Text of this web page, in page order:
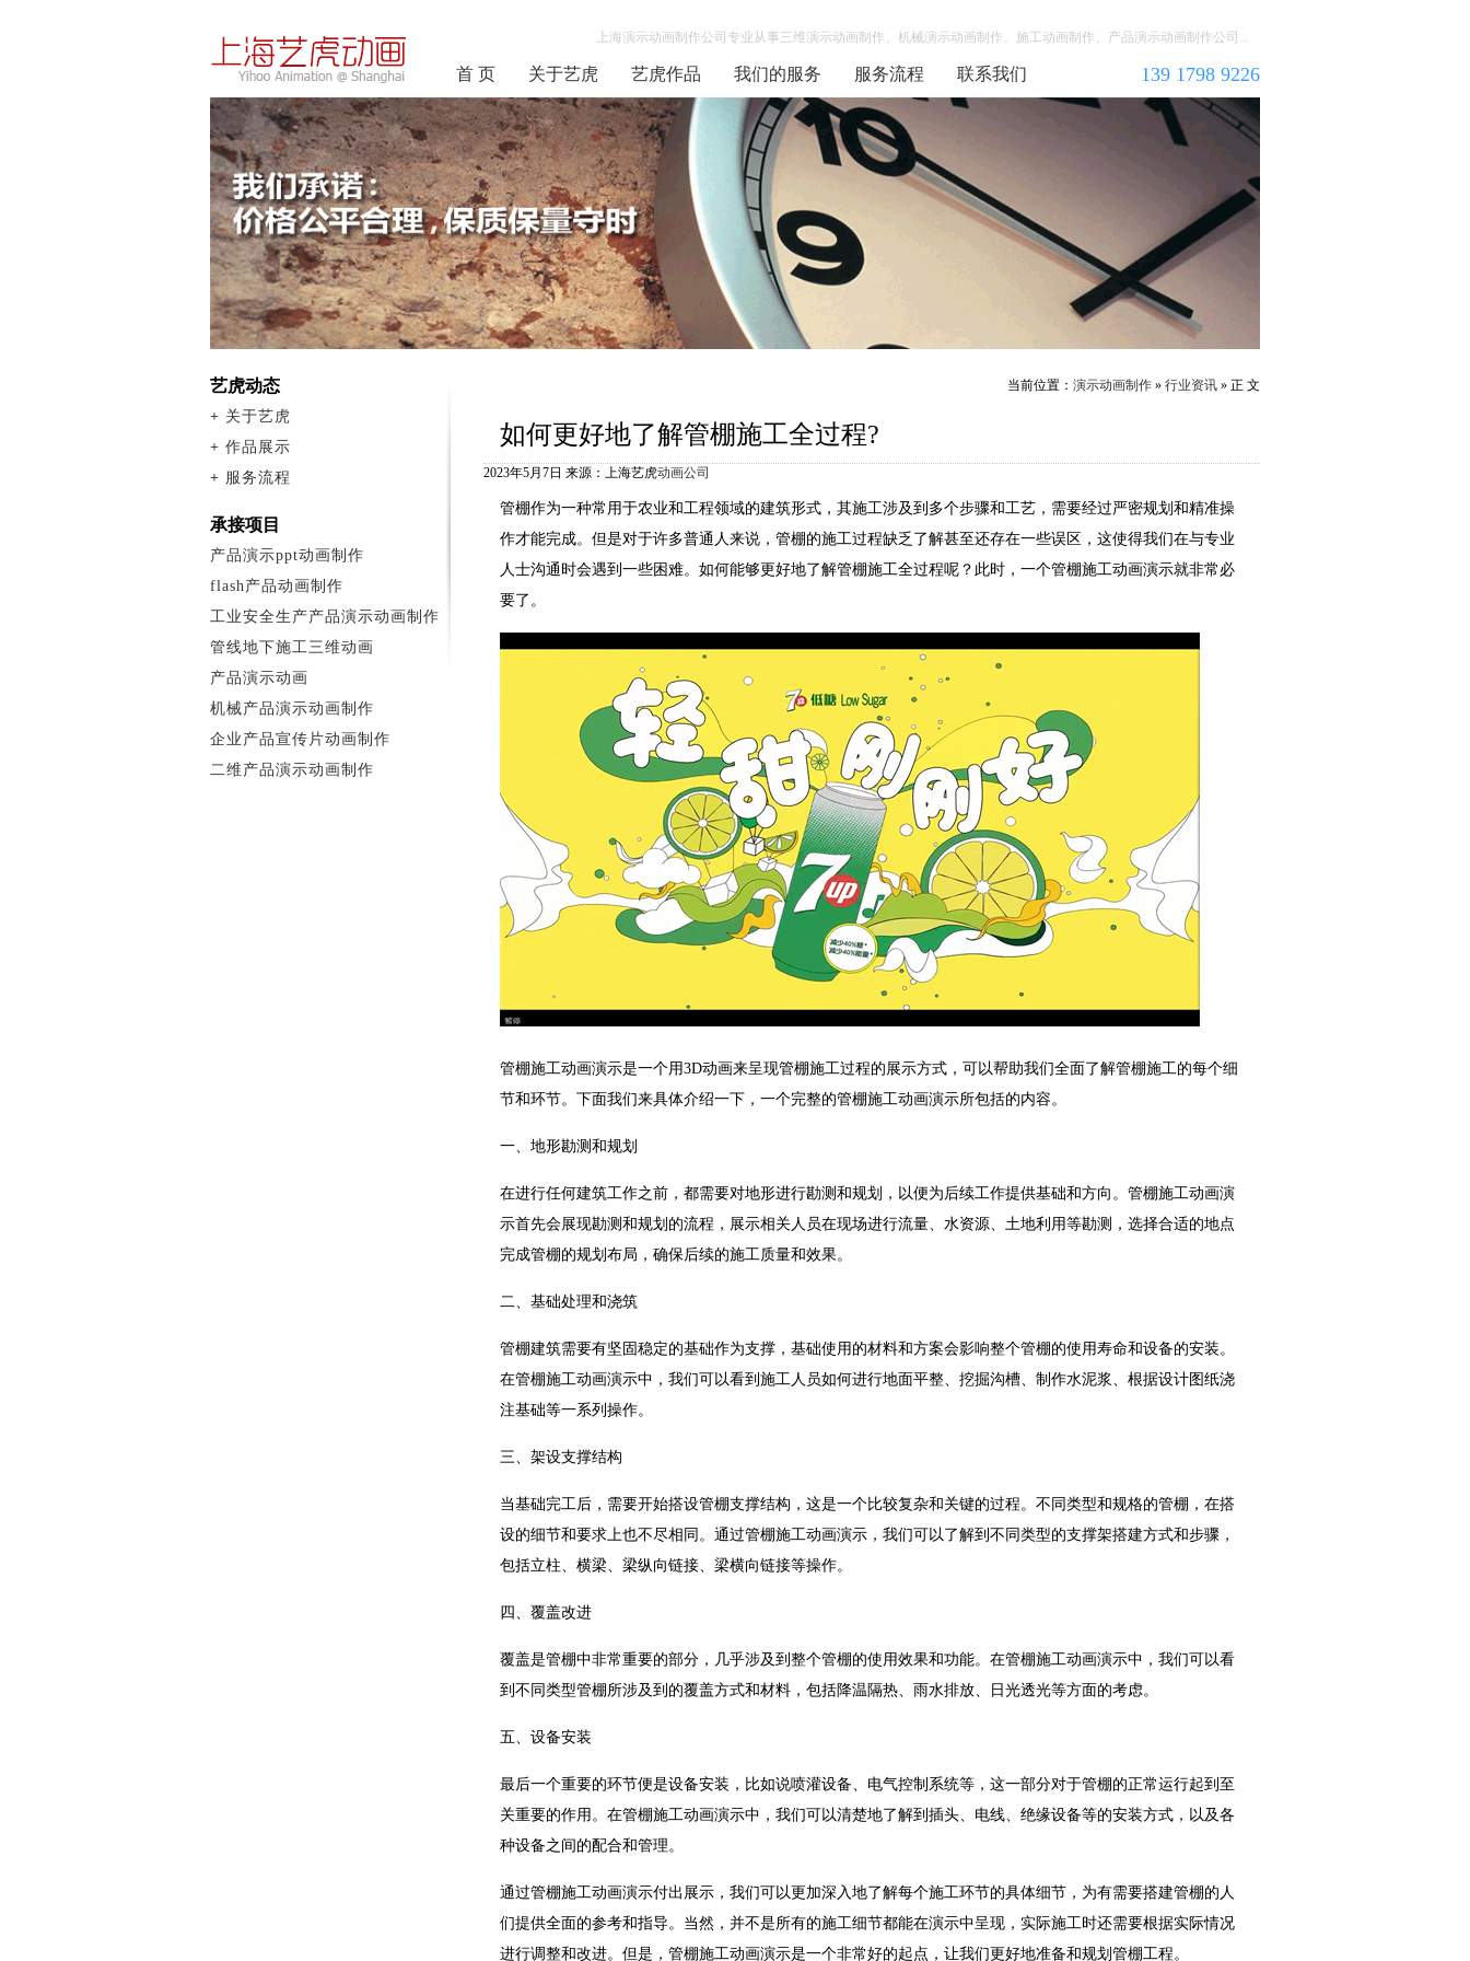
上海演示动画制作公司专业从事三维演示动画制作、机械演示动画制作、施工动画制作、产品演示动画制作公司...
首 页 关于艺虎 艺虎作品 我们的服务 服务流程 联系我们 139 1798 9226
当前位置： 演示动画制作 » 行业资讯 » 正 文
如何更好地了解管棚施工全过程?
2023年5月7日 来源：上海艺虎动画公司
管棚作为一种常用于农业和工程领域的建筑形式，其施工涉及到多个步骤和工艺，需要经过严密规划和精准操
作才能完成。但是对于许多普通人来说，管棚的施工过程缺乏了解甚至还存在一些误区，这使得我们在与专业
人士沟通时会遇到一些困难。如何能够更好地了解管棚施工全过程呢？此时，一个管棚施工动画演示就非常必
要了。
管棚施工动画演示是一个用3D动画来呈现管棚施工过程的展示方式，可以帮助我们全面了解管棚施工的每个细
节和环节。下面我们来具体介绍一下，一个完整的管棚施工动画演示所包括的内容。
一、地形勘测和规划
在进行任何建筑工作之前，都需要对地形进行勘测和规划，以便为后续工作提供基础和方向。管棚施工动画演
示首先会展现勘测和规划的流程，展示相关人员在现场进行流量、水资源、土地利用等勘测，选择合适的地点
完成管棚的规划布局，确保后续的施工质量和效果。
二、基础处理和浇筑
管棚建筑需要有坚固稳定的基础作为支撑，基础使用的材料和方案会影响整个管棚的使用寿命和设备的安装。
在管棚施工动画演示中，我们可以看到施工人员如何进行地面平整、挖掘沟槽、制作水泥浆、根据设计图纸浇
注基础等一系列操作。
三、架设支撑结构
当基础完工后，需要开始搭设管棚支撑结构，这是一个比较复杂和关键的过程。不同类型和规格的管棚，在搭
设的细节和要求上也不尽相同。通过管棚施工动画演示，我们可以了解到不同类型的支撑架搭建方式和步骤，
包括立柱、横梁、梁纵向链接、梁横向链接等操作。
四、覆盖改进
覆盖是管棚中非常重要的部分，几乎涉及到整个管棚的使用效果和功能。在管棚施工动画演示中，我们可以看
到不同类型管棚所涉及到的覆盖方式和材料，包括降温隔热、雨水排放、日光透光等方面的考虑。
五、设备安装
最后一个重要的环节便是设备安装，比如说喷灌设备、电气控制系统等，这一部分对于管棚的正常运行起到至
关重要的作用。在管棚施工动画演示中，我们可以清楚地了解到插头、电线、绝缘设备等的安装方式，以及各
种设备之间的配合和管理。
通过管棚施工动画演示付出展示，我们可以更加深入地了解每个施工环节的具体细节，为有需要搭建管棚的人
们提供全面的参考和指导。当然，并不是所有的施工细节都能在演示中呈现，实际施工时还需要根据实际情况
进行调整和改进。但是，管棚施工动画演示是一个非常好的起点，让我们更好地准备和规划管棚工程。
艺虎动态
+ 关于艺虎
+ 作品展示
+ 服务流程
承接项目
产品演示ppt动画制作
flash产品动画制作
工业安全生产产品演示动画制作
管线地下施工三维动画
产品演示动画
机械产品演示动画制作
企业产品宣传片动画制作
二维产品演示动画制作